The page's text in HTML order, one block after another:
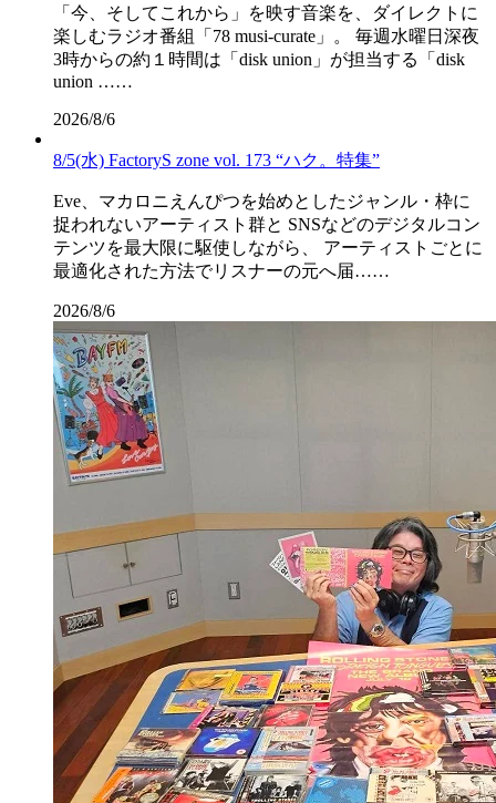
「今、そしてこれから」を映す音楽を、ダイレクトに
楽しむラジオ番組「78 musi-curate」。 毎週水曜日深夜
3時からの約１時間は「disk union」が担当する「disk
union ……
2026/8/6
8/5(水) FactoryS zone vol. 173 “ハク。特集”
Eve、マカロニえんぴつを始めとしたジャンル・枠に
捉われないアーティスト群と SNSなどのデジタルコン
テンツを最大限に駆使しながら、 アーティストごとに
最適化された方法でリスナーの元へ届……
2026/8/6